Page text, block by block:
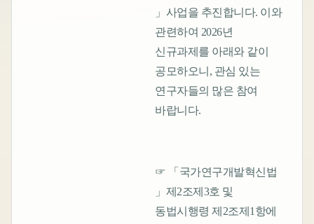
」사업을 추진합니다. 이와
관련하여 2026년
신규과제를 아래와 같이
공모하오니, 관심 있는
연구자들의 많은 참여
바랍니다.
☞ 「국가연구개발혁신법
」제2조제3호 및
동법시행령 제2조제1항에